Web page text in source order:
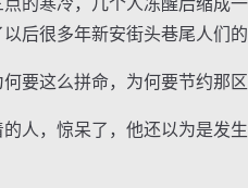
寒冷，几个人冻醒后缩成
后很多年新安街头巷尾人们的
这么拼命，为何要节约那区
，惊呆了，他还以为是发生